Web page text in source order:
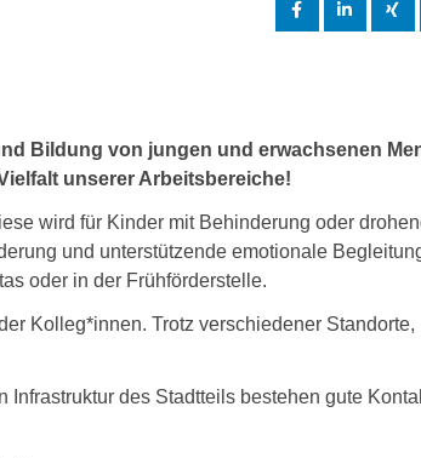
Bildung von jungen und erwachsenen
unserer Arbeitsbereiche!
wird für Kinder mit Behinderung oder
und unterstützende emotionale
oder in der Frühförderstelle.
Kolleg*innen. Trotz verschiedener Standorte,
des Stadtteils bestehen gute